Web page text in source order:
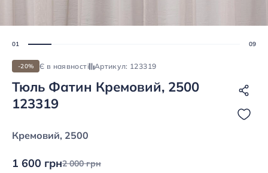
-20% Є в наявності Артикул: 123319
Тюль Фатин Кремовий, 2500
123319
Кремовий, 2500
1 600 грн2 000 грн